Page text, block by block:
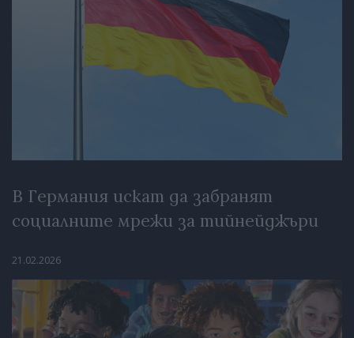
В Германия искат да забранят
социалните мрежи за тийнейджъри
21.02.2026